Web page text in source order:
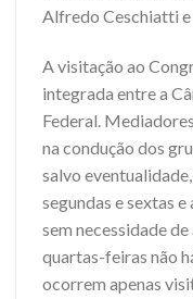
Alfredo Ceschiatti
A visitação ao
integrada entre a
Federal.
na condução dos
salvo
segundas e sextas
sem necessidade
quartas-feiras não
ocorrem apenas